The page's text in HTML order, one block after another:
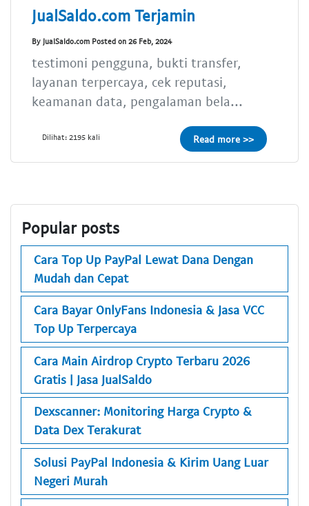
JualSaldo.com Terjamin
By JualSaldo.com Posted on 26 Feb, 2024
testimoni pengguna, bukti transfer,
layanan terpercaya, cek reputasi,
keamanan data, pengalaman bela...
Dilihat: 2195 kali Read more >>
Popular posts
Cara Top Up PayPal Lewat Dana Dengan
Mudah dan Cepat
Cara Bayar OnlyFans Indonesia & Jasa VCC
Top Up Terpercaya
Cara Main Airdrop Crypto Terbaru 2026
Gratis | Jasa JualSaldo
Dexscanner: Monitoring Harga Crypto &
Data Dex Terakurat
Solusi PayPal Indonesia & Kirim Uang Luar
Negeri Murah